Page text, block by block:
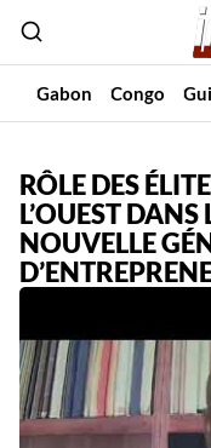
Gabon Congo
RÔLE DES
L’OUEST DANS
NOUVELLE